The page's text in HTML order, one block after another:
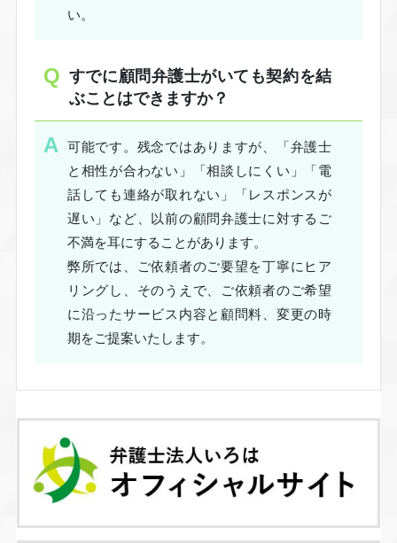
い。
すでに顧問弁護士がいても契約を結
ぶことはできますか？
可能です。残念ではありますが、「弁護士
と相性が合わない」「相談しにくい」「電
話しても連絡が取れない」「レスポンスが
遅い」など、以前の顧問弁護士に対するご
不満を耳にすることがあります。
弊所では、ご依頼者のご要望を丁寧にヒア
リングし、そのうえで、ご依頼者のご希望
に沿ったサービス内容と顧問料、変更の時
期をご提案いたします。